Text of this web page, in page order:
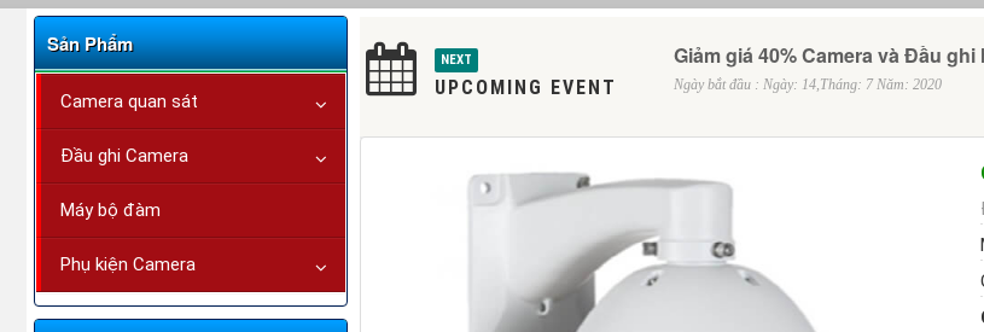
NEXT
UPCOMING EVENT
Giảm giá 40% Camera và Đầu
Ngày bắt đầu : Ngày: 14,Tháng: 7 Năm: 2020
Sản Phẩm
Camera quan sát
Đầu ghi Camera
Máy bộ đàm
Phụ kiện Camera